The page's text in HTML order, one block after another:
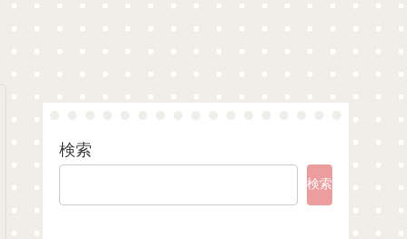
検索
検索